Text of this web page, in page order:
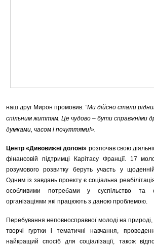
наш друг Мирон промовив: “Ми дійсно стали
спільним життям. Це чудово – бути справжніми
думками, часом і почуттями!».
Центр «Дивовижні долоні» розпочав свою
фінансовій підтримці Карітасу Франції. 17
розумового розвитку беруть участь у
Одним із завдань проекту є соціальна
особливими потребами у суспільство та
організаціями які працюють з даною проблемою.
Перебування неповносправної молоді на природі,
творчі гуртки і тематичні навчання,
найкращий спосіб для соціалізації, також